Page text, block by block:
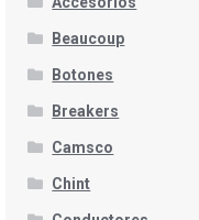
Beaucoup
Botones
Breakers
Camsco
Chint